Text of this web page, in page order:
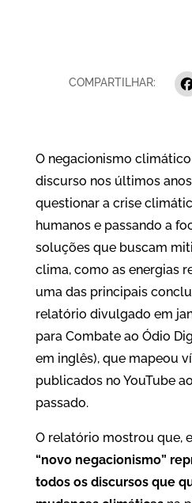
COMPARTILHAR:
O negacionismo
discurso nos últimos
questionar a crise
humanos e passando a
soluções que buscam
clima, como as energias
uma das principais
relatório divulgado em
para Combate ao Ódio
em inglês), que mapeou
publicados no YouTube
passado.
O relatório mostrou que,
“novo negacionismo”
todos os discursos que